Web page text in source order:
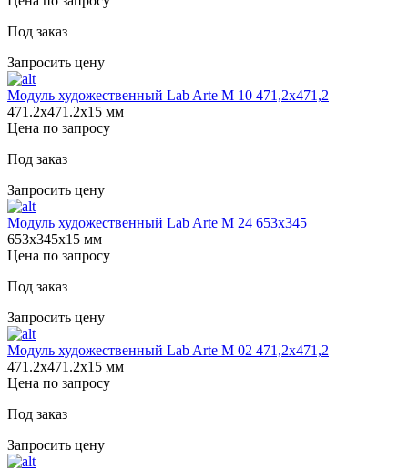
Под заказ
Запросить цену
Модуль художественный Lab Arte М 10 471,2х471,2
471.2х471.2х15 мм
Цена по запросу
Под заказ
Запросить цену
Модуль художественный Lab Arte М 24 653х345
653х345х15 мм
Цена по запросу
Под заказ
Запросить цену
Модуль художественный Lab Arte М 02 471,2х471,2
471.2х471.2х15 мм
Цена по запросу
Под заказ
Запросить цену